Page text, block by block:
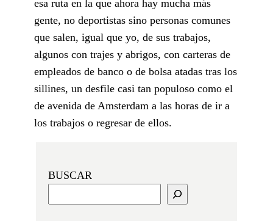
esa ruta en la que ahora hay mucha más
gente, no deportistas sino personas comunes
que salen, igual que yo, de sus trabajos,
algunos con trajes y abrigos, con carteras de
empleados de banco o de bolsa atadas tras los
sillines, un desfile casi tan populoso como el
de avenida de Amsterdam a las horas de ir a
los trabajos o regresar de ellos.
BUSCAR